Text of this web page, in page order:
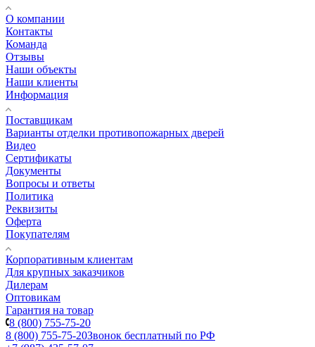
О компании
Контакты
Команда
Отзывы
Наши объекты
Наши клиенты
Информация
Поставщикам
Варианты отделки противопожарных дверей
Видео
Сертификаты
Документы
Вопросы и ответы
Политика
Реквизиты
Оферта
Покупателям
Корпоративным клиентам
Для крупных заказчиков
Дилерам
Оптовикам
Гарантия на товар
8 (800) 755-75-20
8 (800) 755-75-20Звонок бесплатный по РФ